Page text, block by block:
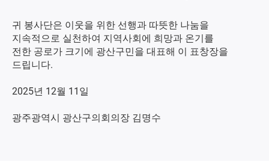
귀 봉사단은 이웃을 위한 선행과 따뜻한 나눔을
지속적으로 실천하여 지역사회에 희망과 온기를
전한 공로가 크기에 광산구민을 대표해 이 표창장을
드립니다.
2025년 12월 11일
광주광역시 광산구의회의장 김명수